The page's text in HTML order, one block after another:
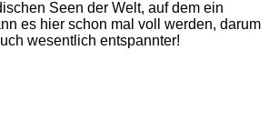
Seen der Welt, auf dem ein
es hier schon mal voll werden, darum
wesentlich entspannter!